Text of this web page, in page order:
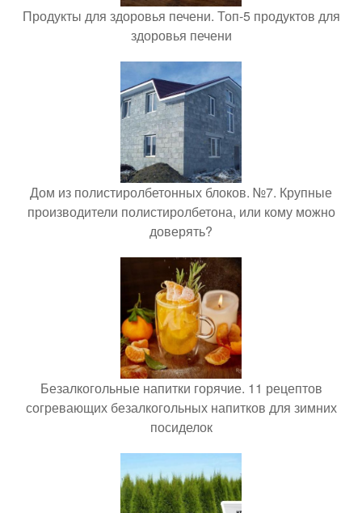
Продукты для здоровья печени. Топ-5 продуктов для
здоровья печени
Дом из полистиролбетонных блоков. №7. Крупные
производители полистиролбетона, или кому можно
доверять?
Безалкогольные напитки горячие. 11 рецептов
согревающих безалкогольных напитков для зимних
посиделок